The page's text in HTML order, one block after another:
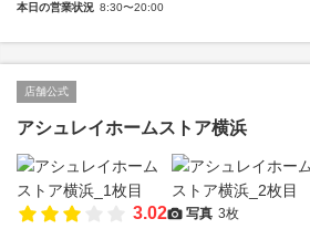
本日の営業状況 8:30〜20:00
店舗公式
アシュレイホームストア横浜
3.02 写真 3枚